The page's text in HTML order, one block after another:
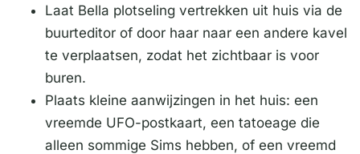
Laat Bella plotseling vertrekken uit huis via de
buurteditor of door haar naar een andere kavel
te verplaatsen, zodat het zichtbaar is voor
buren.
Plaats kleine aanwijzingen in het huis: een
vreemde UFO-postkaart, een tatoeage die
alleen sommige Sims hebben, of een vreemd